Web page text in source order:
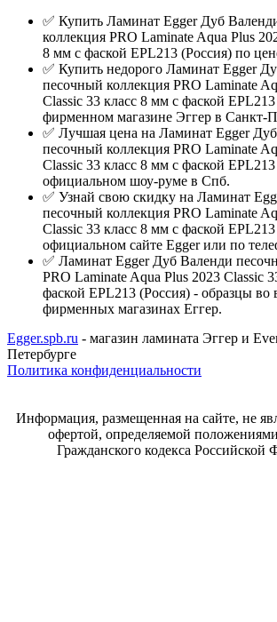
✅ Купить Ламинат Egger Дуб
коллекция PRO Laminate Aqua Plus
8 мм с фаской EPL213 (Россия) по
✅ Купить недорого Ламинат Egger
песочный коллекция PRO Laminate
Classic 33 класс 8 мм с фаской
фирменном магазине Эггер в Санкт-
✅ Лучшая цена на Ламинат Egger
песочный коллекция PRO Laminate
Classic 33 класс 8 мм с фаской
официальном шоу-руме в Спб.
✅ Узнай свою скидку на Ламинат
песочный коллекция PRO Laminate
Classic 33 класс 8 мм с фаской
официальном сайте Egger или по
✅ Ламинат Egger Дуб Валенди
PRO Laminate Aqua Plus 2023 Classic
фаской EPL213 (Россия) - образцы
фирменных магазинах Еггер.
Egger.spb.ru - магазин ламината Эггер и
Петербурге
Политика конфиденциальности
Информация, размещенная на сайте, не
офертой, определяемой
Гражданского кодекса Российской